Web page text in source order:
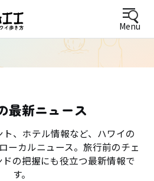
Menu
最新ニュース
、ホテル情報など、ハワイの
ーカルニュース。旅行前のチェ
の把握にも役立つ最新情報で
す。